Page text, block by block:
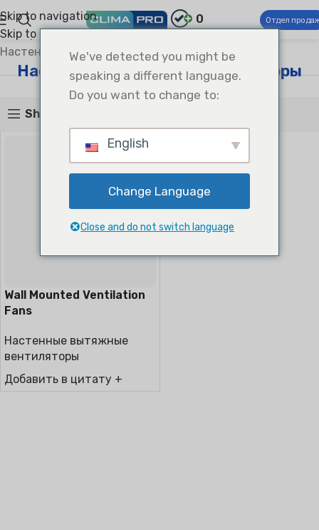
Skip to navigation
Skip to main content
0 Отдел
Climapro® Вентиляция Вентиляторы
Настенные вытяжные вентиляторы
Настенные вытяжные вентиляторы
Show sidebar
Wall Mounted Ventilation
Fans
Настенные вытяжные
вентиляторы
Добавить в цитату +
We've detected you might be
speaking a different language.
Do you want to change to:
English
Change Language
Close and do not switch language